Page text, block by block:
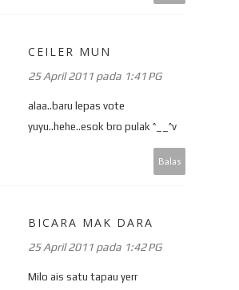
CEILER MUN
25 April 2011 pada 1:41 PG
alaa..baru lepas vote
yuyu..hehe..esok bro pulak ^__^v
Balas
BICARA MAK DARA
25 April 2011 pada 1:42 PG
Milo ais satu tapau yerr